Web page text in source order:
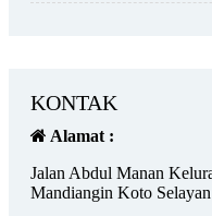
KONTAK
Alamat :
Jalan Abdul Manan
Mandiangin Koto